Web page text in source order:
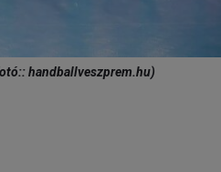
handballveszprem.hu)